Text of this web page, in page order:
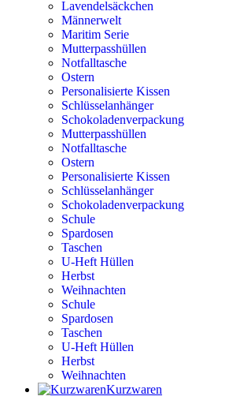
Lavendelsäckchen
Männerwelt
Maritim Serie
Mutterpasshüllen
Notfalltasche
Ostern
Personalisierte Kissen
Schlüsselanhänger
Schokoladenverpackung
Mutterpasshüllen
Notfalltasche
Ostern
Personalisierte Kissen
Schlüsselanhänger
Schokoladenverpackung
Schule
Spardosen
Taschen
U-Heft Hüllen
Herbst
Weihnachten
Schule
Spardosen
Taschen
U-Heft Hüllen
Herbst
Weihnachten
Kurzwaren